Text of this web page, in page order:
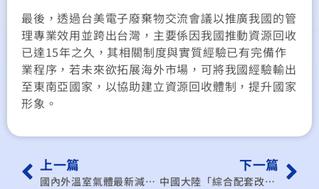
最後，透過台美電子廢棄物交流會議以推廣我國的管
理專業效用並跨出台灣，主要係因我國推動資源回收
已達15年之久，其相關制度與實質經驗已有完備作
業程序，若未來欲拓展海外市場，可將我國經驗輸出
至東南亞國家，以協助建立資源回收體制，提升國家
形象。
上一篇
國內外溫室氣體最新減量技術應用及案例分析追蹤專案計畫
下一篇
中國大陸「綜合配套改革試驗區」之發展熱點與兩岸合作